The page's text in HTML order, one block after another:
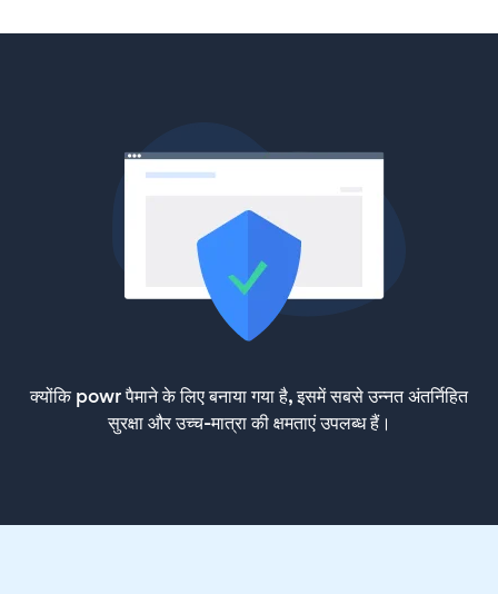
क्योंकि powr पैमाने के लिए बनाया गया है, इसमें सबसे उन्नत अंतर्निहित
सुरक्षा और उच्च-मात्रा की क्षमताएं उपलब्ध हैं।